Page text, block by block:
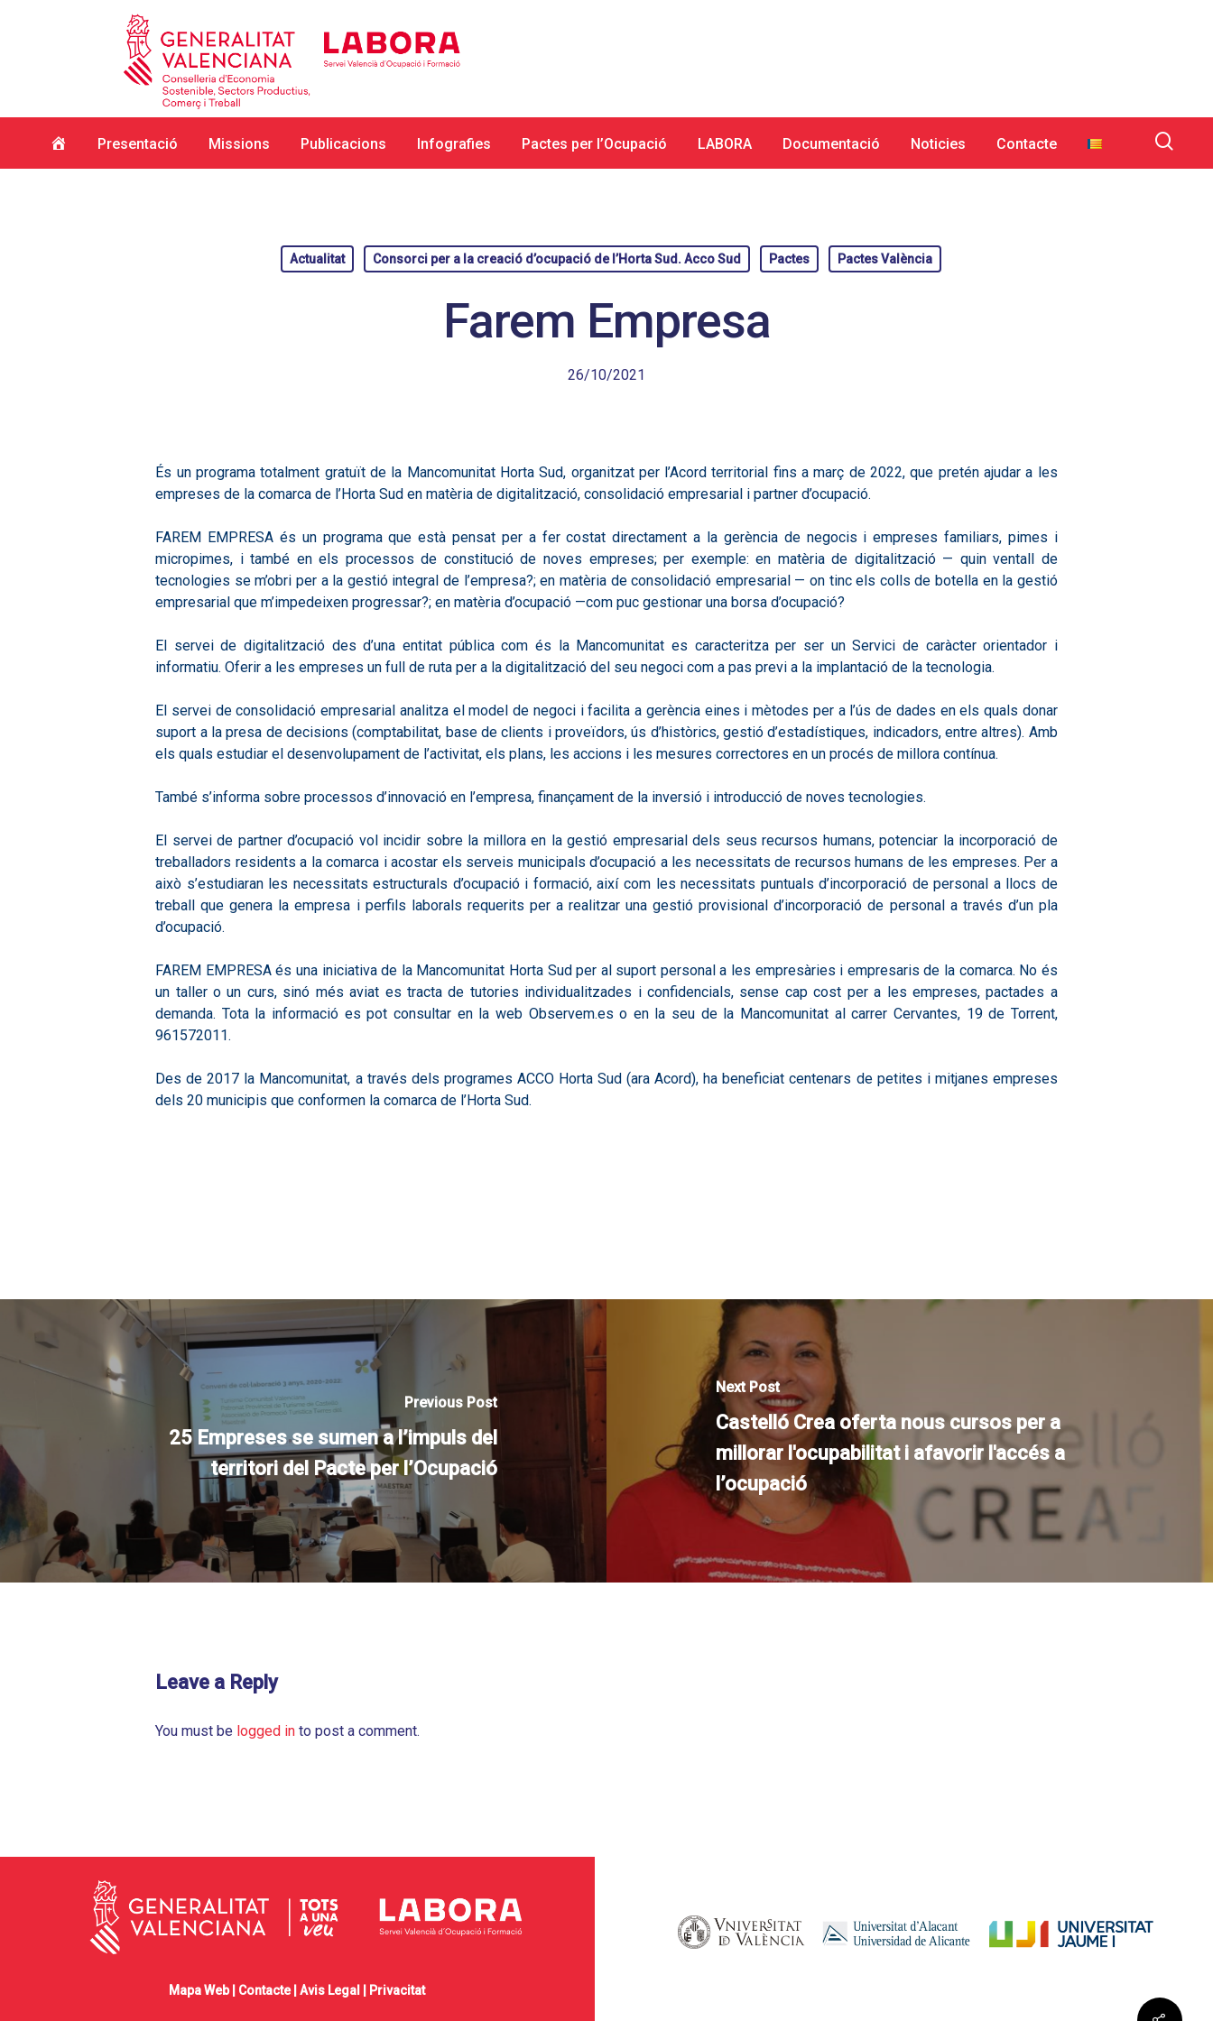
Presentació Missions Publicacions Infografies Pactes per l’Ocupació LABORA Documentació Noticies Contacte
Actualitat Consorci per a la creació d’ocupació de l’Horta Sud. Acco Sud Pactes Pactes València
Farem Empresa
26/10/2021
És un programa totalment gratuït de la Mancomunitat Horta Sud, organitzat per l’Acord territorial fins a març de 2022, que pretén ajudar a les
empreses de la comarca de l’Horta Sud en matèria de digitalització, consolidació empresarial i partner d’ocupació.
FAREM EMPRESA és un programa que està pensat per a fer costat directament a la gerència de negocis i empreses familiars, pimes i
micropimes, i també en els processos de constitució de noves empreses; per exemple: en matèria de digitalització — quin ventall de
tecnologies se m’obri per a la gestió integral de l’empresa?; en matèria de consolidació empresarial — on tinc els colls de botella en la gestió
empresarial que m’impedeixen progressar?; en matèria d’ocupació —com puc gestionar una borsa d’ocupació?
El servei de digitalització des d’una entitat pública com és la Mancomunitat es caracteritza per ser un Servici de caràcter orientador i
informatiu. Oferir a les empreses un full de ruta per a la digitalització del seu negoci com a pas previ a la implantació de la tecnologia.
El servei de consolidació empresarial analitza el model de negoci i facilita a gerència eines i mètodes per a l’ús de dades en els quals donar
suport a la presa de decisions (comptabilitat, base de clients i proveïdors, ús d’històrics, gestió d’estadístiques, indicadors, entre altres). Amb
els quals estudiar el desenvolupament de l’activitat, els plans, les accions i les mesures correctores en un procés de millora contínua.
També s’informa sobre processos d’innovació en l’empresa, finançament de la inversió i introducció de noves tecnologies.
El servei de partner d’ocupació vol incidir sobre la millora en la gestió empresarial dels seus recursos humans, potenciar la incorporació de
treballadors residents a la comarca i acostar els serveis municipals d’ocupació a les necessitats de recursos humans de les empreses. Per a
això s’estudiaran les necessitats estructurals d’ocupació i formació, així com les necessitats puntuals d’incorporació de personal a llocs de
treball que genera la empresa i perfils laborals requerits per a realitzar una gestió provisional d’incorporació de personal a través d’un pla
d’ocupació.
FAREM EMPRESA és una iniciativa de la Mancomunitat Horta Sud per al suport personal a les empresàries i empresaris de la comarca. No és
un taller o un curs, sinó més aviat es tracta de tutories individualitzades i confidencials, sense cap cost per a les empreses, pactades a
demanda. Tota la informació es pot consultar en la web Observem.es o en la seu de la Mancomunitat al carrer Cervantes, 19 de Torrent,
961572011.
Des de 2017 la Mancomunitat, a través dels programes ACCO Horta Sud (ara Acord), ha beneficiat centenars de petites i mitjanes empreses
dels 20 municipis que conformen la comarca de l’Horta Sud.
Previous Post
25 Empreses se sumen a l’impuls del
territori del Pacte per l’Ocupació
Next Post
Castelló Crea oferta nous cursos per a
millorar l'ocupabilitat i afavorir l'accés a
l’ocupació
Leave a Reply
You must be logged in to post a comment.
Mapa Web | Contacte|Avis Legal Privacitat